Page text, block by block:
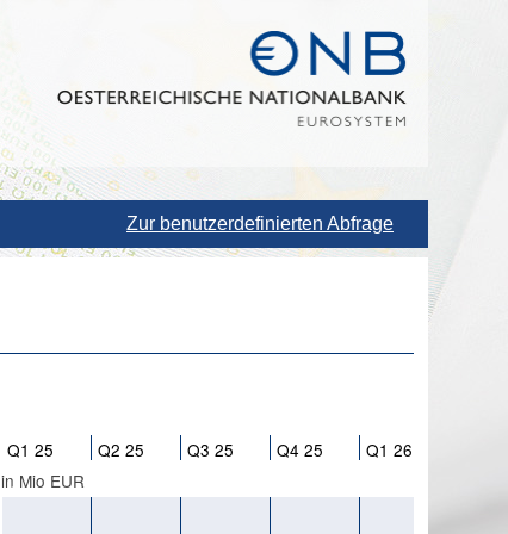
Zur benutzerdefinierten Abfrage
Q1 25 Q2 25 Q3 25 Q4 25
Q1 26
in Mio EUR